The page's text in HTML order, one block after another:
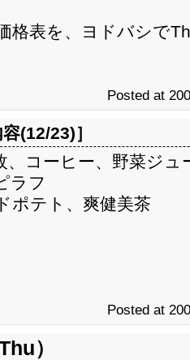
格表を、ヨドバシで
Posted at
(12/23)］
、コーヒー、野菜ジュ
ラフ
ポテト、爽健美茶
Posted at
）